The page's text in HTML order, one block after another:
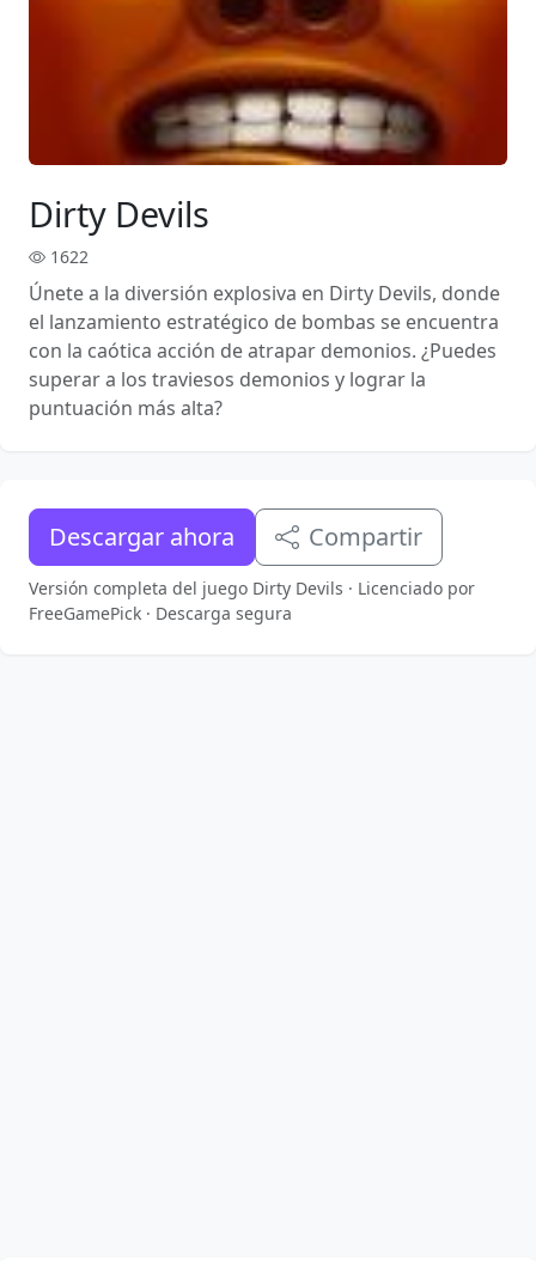
Dirty Devils
1622
Únete a la diversión explosiva en Dirty Devils, donde
el lanzamiento estratégico de bombas se encuentra
con la caótica acción de atrapar demonios. ¿Puedes
superar a los traviesos demonios y lograr la
puntuación más alta?
Descargar ahora Compartir
Versión completa del juego Dirty Devils · Licenciado por
FreeGamePick · Descarga segura